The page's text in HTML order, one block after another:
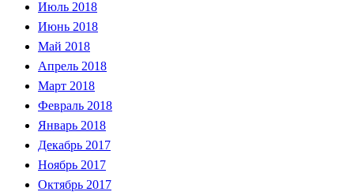
Июль 2018
Июнь 2018
Май 2018
Апрель 2018
Март 2018
Февраль 2018
Январь 2018
Декабрь 2017
Ноябрь 2017
Октябрь 2017